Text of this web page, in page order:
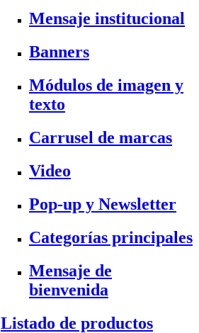
Mensaje institucional
Banners
Módulos de imagen y
texto
Carrusel de marcas
Video
Pop-up y Newsletter
Categorías principales
Mensaje de
bienvenida
Listado de productos